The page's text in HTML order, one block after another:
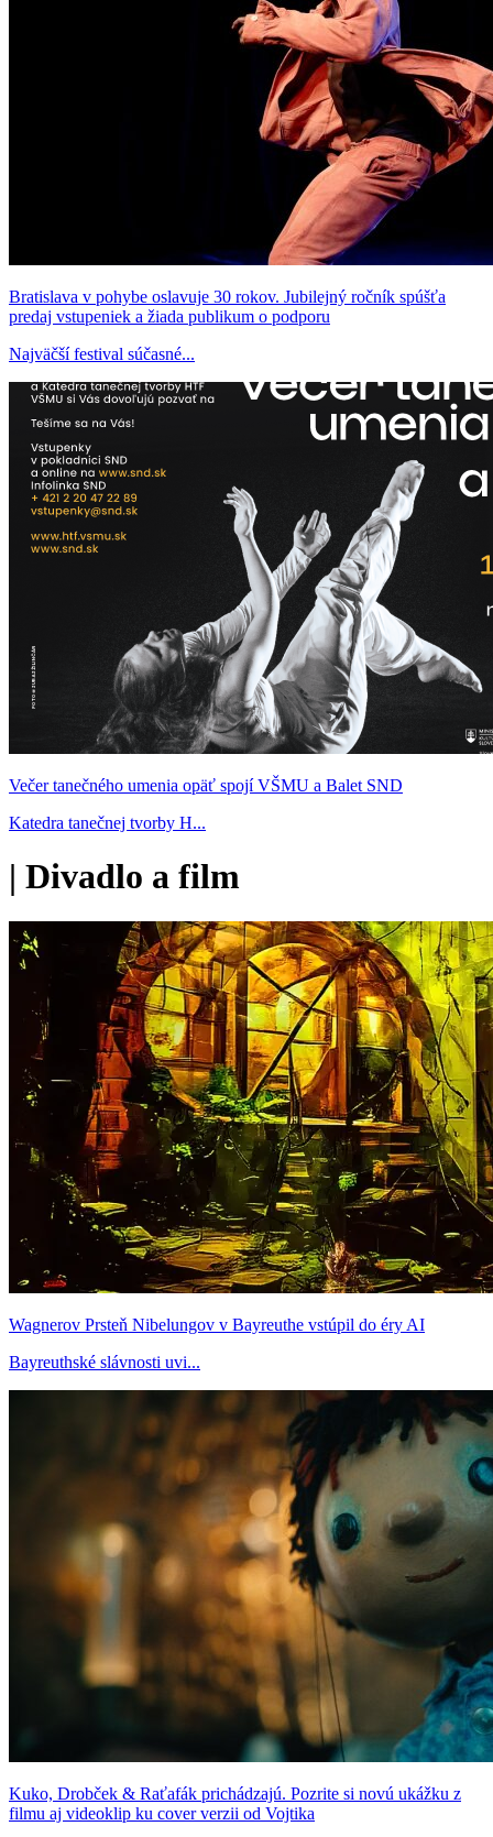
Bratislava v pohybe oslavuje 30 rokov. Jubilejný ročník spúšťa
predaj vstupeniek a žiada publikum o podporu
Najväčší festival súčasné...
Večer tanečného umenia opäť spojí VŠMU a Balet SND
Katedra tanečnej tvorby H...
| Divadlo a film
Wagnerov Prsteň Nibelungov v Bayreuthe vstúpil do éry AI
Bayreuthské slávnosti uvi...
Kuko, Drobček & Raťafák prichádzajú. Pozrite si novú ukážku z
filmu aj videoklip ku cover verzii od Vojtika